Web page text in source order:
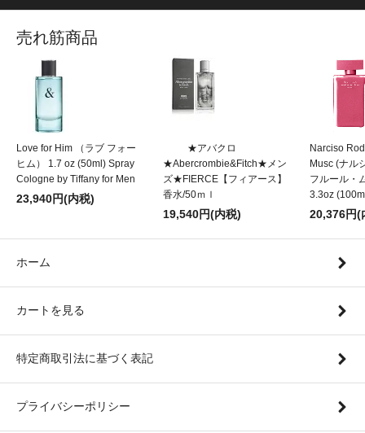
売れ筋商品
Love for Him （ラブ フォー
ヒム） 1.7 oz (50ml) Spray
Cologne by Tiffany for Men
23,940円(内税)
★アバクロ
★Abercrombie&Fitch★メン
ズ★FIERCE【フィアース】
香水/50ｍｌ
19,540円(内税)
Narciso
Musc (ナル
フルール・
3.3oz
20,376円(
ホーム
カートを見る
特定商取引法に基づく表記
プライバシーポリシー